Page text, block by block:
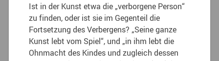
Ist in der Kunst etwa die „verborgene Person“
zu finden, oder ist sie im Gegenteil die
Fortsetzung des Verbergens? „Seine ganze
Kunst lebt vom Spiel“, und „in ihm lebt die
Ohnmacht des Kindes und zugleich dessen